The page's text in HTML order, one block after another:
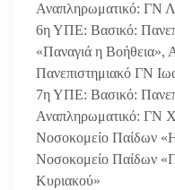
Αναπληρωματικό: ΓΝ
6η ΥΠΕ: Βασικό:
«Παναγιά η Βοήθεια»,
Πανεπιστημιακό ΓΝ
7η ΥΠΕ: Βασικό:
Αναπληρωματικό: ΓΝ
Νοσοκομείο Παίδων
Νοσοκομείο Παίδων
Κυριακού»